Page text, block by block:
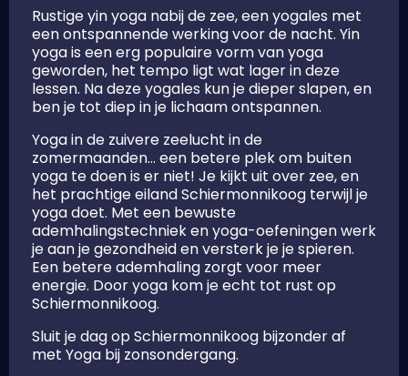
Rustige yin yoga nabij de zee, een yogales met
een ontspannende werking voor de nacht. Yin
yoga is een erg populaire vorm van yoga
geworden, het tempo ligt wat lager in deze
lessen. Na deze yogales kun je dieper slapen, en
ben je tot diep in je lichaam ontspannen.
Yoga in de zuivere zeelucht in de
zomermaanden… een betere plek om buiten
yoga te doen is er niet! Je kijkt uit over zee, en
het prachtige eiland Schiermonnikoog terwijl je
yoga doet. Met een bewuste
ademhalingstechniek en yoga-oefeningen werk
je aan je gezondheid en versterk je je spieren.
Een betere ademhaling zorgt voor meer
energie. Door yoga kom je echt tot rust op
Schiermonnikoog.
Sluit je dag op Schiermonnikoog bijzonder af
met Yoga bij zonsondergang.